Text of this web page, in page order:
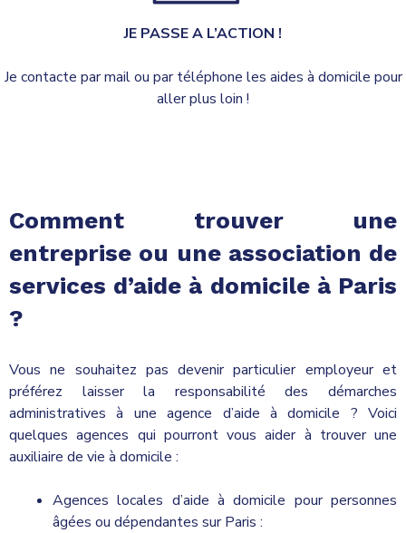
JE PASSE A L’ACTION !
Je contacte par mail ou par téléphone les aides à domicile pour
aller plus loin !
Comment trouver une
entreprise ou une association de
services d’aide à domicile à Paris
?
Vous ne souhaitez pas devenir particulier employeur et
préférez laisser la responsabilité des démarches
administratives à une agence d’aide à domicile ? Voici
quelques agences qui pourront vous aider à trouver une
auxiliaire de vie à domicile :
Agences locales d’aide à domicile pour personnes
âgées ou dépendantes sur Paris :